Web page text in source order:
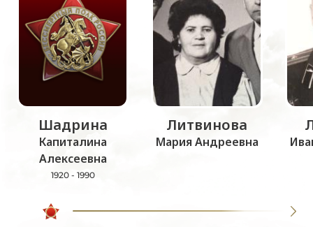
Шадрина
Капиталина
Алексеевна
1920 - 1990
Литвинова
Мария Андреевна